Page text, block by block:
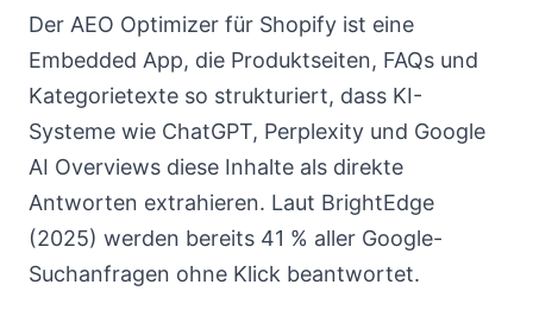
Der AEO Optimizer für Shopify ist eine
Embedded App, die Produktseiten, FAQs und
Kategorietexte so strukturiert, dass KI-
Systeme wie ChatGPT, Perplexity und Google
AI Overviews diese Inhalte als direkte
Antworten extrahieren. Laut BrightEdge
(2025) werden bereits 41 % aller Google-
Suchanfragen ohne Klick beantwortet.